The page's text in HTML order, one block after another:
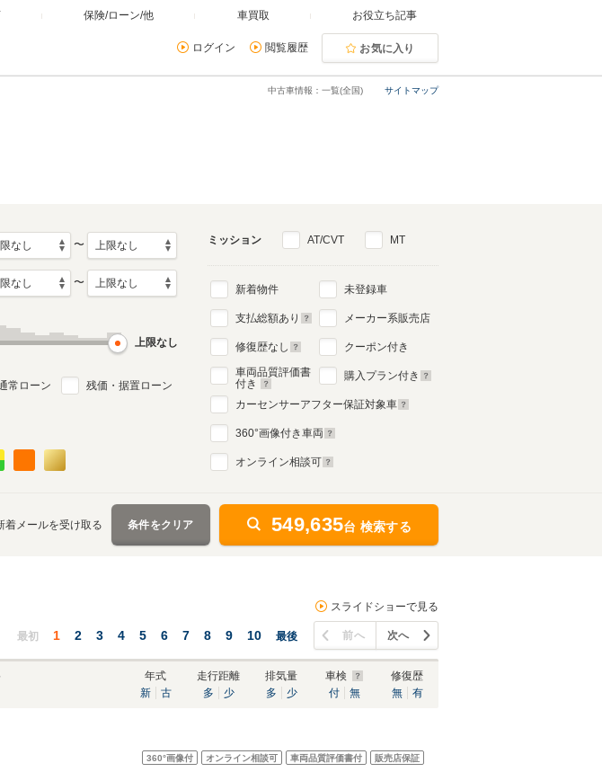
保険/ローン/他 車買取 お役立ち記事
ログイン 閲覧履歴 お気に入り
サイトマップ
中古車情報：一覧(全国)
〜
〜
上限なし
常ローン 残価・据置ローン
ミッション AT/CVT MT
新着物件
支払総額あり
修復歴なし
車両品質評価書
付き
未登録車
メーカー系販売店
クーポン付き
購入プラン付き
カーセンサーアフター保証対象車
360°画像付き車両
オンライン相談可
着メールを受け取る 条件をクリア 549,635台 検索する
スライドショーで見る
最初 1 2 3 4 5 6 7 8 9 10 最後 前へ 次へ
年式
新
古
走行距離
多
少
排気量
多
少
車検
付
無
修復歴
無
有
360°画像付 オンライン相談可 車両品質評価書付 販売店保証